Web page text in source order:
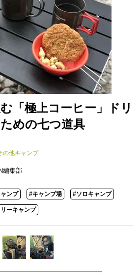
「極上コーヒー」ドリ
めの七つ道具
の他キャンプ
編集部
ンプ #キャンプ場 #ソロキャンプ
ーキャンプ